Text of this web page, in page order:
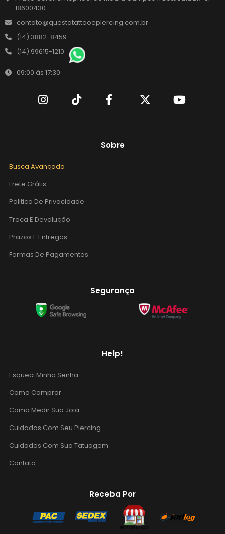
18600430
contato@questatattooepiercing.com.br
(14) 3882-8459
(14) 99615-1210
09:00 às 17:30
Sobre
Busca Avançada
Frete Grátis
Politica De Privacidade
Troca E Devolução
Prazos E Entregas
Formas De Pagamentos
Segurança
Help!
Esqueci Minha Senha
Como Comprar
Como Medir Sua Joia
Cuidados Com Seu Piercing
Cuidados Com Sua Tatuagem
Contato
Receba Por